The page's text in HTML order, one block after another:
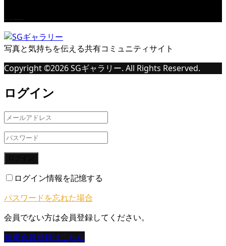
写真と気持ちを伝える共有コミュニティサイト
Copyright ©2026SGギャラリー. All Rights Reserved.
ログイン
ログイン情報を記憶する
パスワードを忘れた場合
会員でない方は会員登録してください。
新規会員登録はこちら